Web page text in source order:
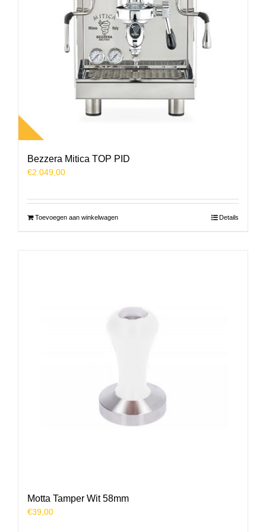
Bezzera Mitica TOP PID
€2.049,00
Toevoegen aan winkelwagen Details
Motta Tamper Wit 58mm
€39,00